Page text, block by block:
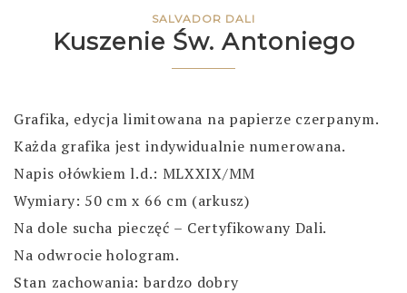
SALVADOR DALI
Kuszenie Św. Antoniego
Grafika, edycja limitowana na papierze czerpanym.
Każda grafika jest indywidualnie numerowana.
Napis ołówkiem l.d.: MLXXIX/MM
Wymiary: 50 cm x 66 cm (arkusz)
Na dole sucha pieczęć – Certyfikowany Dali.
Na odwrocie hologram.
Stan zachowania: bardzo dobry